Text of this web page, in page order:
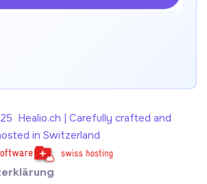
Healio.ch | Carefully crafted and
in Switzerland